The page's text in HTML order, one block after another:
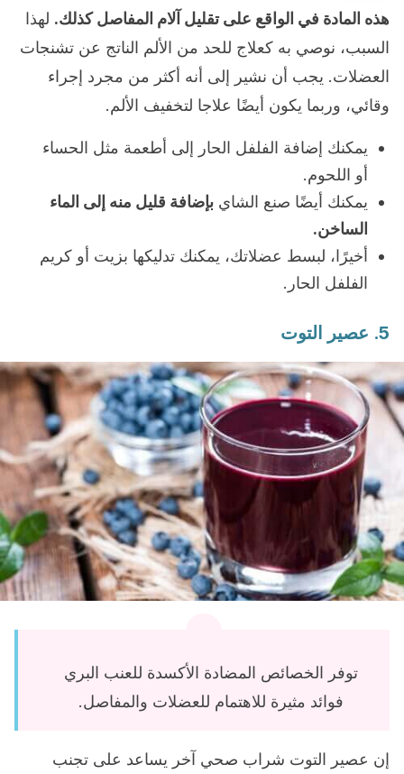
هذه المادة في الواقع على تقليل آلام المفاصل كذلك. لهذا
السبب، نوصي به كعلاج للحد من الألم الناتج عن تشنجات
العضلات. يجب أن نشير إلى أنه أكثر من مجرد إجراء
وقائي، وربما يكون أيضًا علاجا لتخفيف الألم.
يمكنك إضافة الفلفل الحار إلى أطعمة مثل الحساء
أو اللحوم.
يمكنك أيضًا صنع الشاي بإضافة قليل منه إلى الماء
الساخن.
أخيرًا، لبسط عضلاتك، يمكنك تدليكها بزيت أو كريم
الفلفل الحار.
5. عصير التوت
توفر الخصائص المضادة الأكسدة للعنب البري
فوائد مثيرة للاهتمام للعضلات والمفاصل.
إن عصير التوت شراب صحي آخر يساعد على تجنب